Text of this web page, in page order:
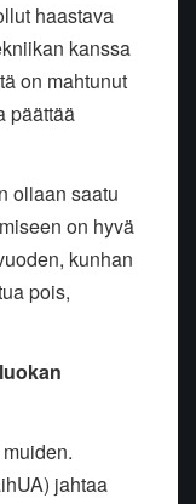
haastava
kanssa
on mahtunut
päättää
ollaan saatu
on hyvä
kunhan
pois,
jahtaa